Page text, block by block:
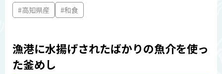
#高知県産 #和食
漁港に水揚げされたばかりの魚介を使っ
た釜めし